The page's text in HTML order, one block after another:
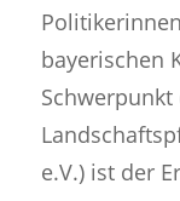
bayerischen
Schwerpunkt
e.V.) ist der